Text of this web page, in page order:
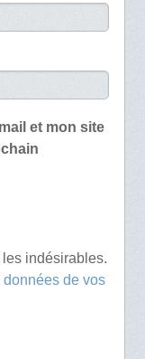
et mon site
indésirables.
de vos